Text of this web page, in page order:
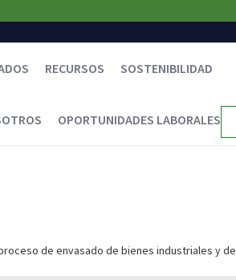
RECURSOS SOSTENIBILIDAD
OPORTUNIDADES LABORALES
de envasado de bienes industriales y de